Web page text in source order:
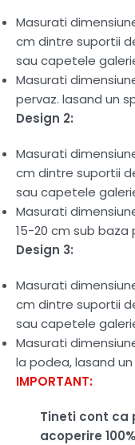
Masurati
cm dintre suportii
sau capetele
Masurati
pervaz. lasand un
Design 2:
Masurati
cm dintre suportii
sau capetele
Masurati
15-20 cm sub baza
Design 3:
Masurati
cm dintre suportii
sau capetele
Masurati
la podea, lasand
IMPORTANT:
Tineti cont ca
acoperire